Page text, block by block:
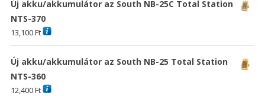
Új akku/akkumulátor az South NB-25C Total Station
NTS-370
13,100Ft
Új akku/akkumulátor az South NB-25 Total Station
NTS-360
12,400Ft